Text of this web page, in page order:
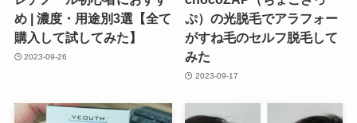
め | 濃度・用途別3選【全て
購入して試してみた】
2023-09-26
ぷ）の光脱毛でアラフォー
がすね毛のセルフ脱毛して
みた
2023-09-17